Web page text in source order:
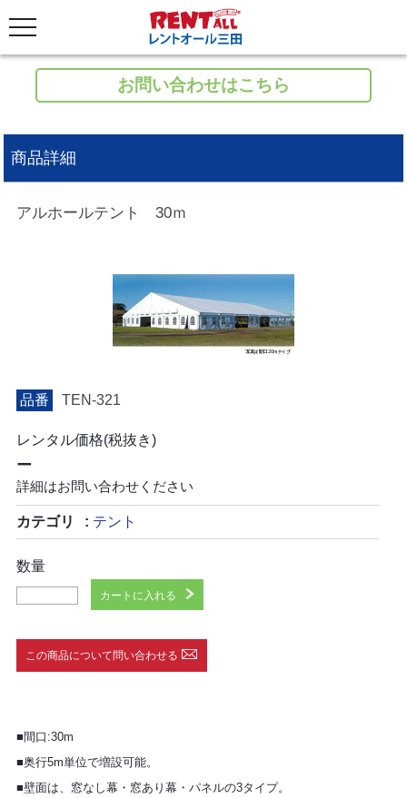
お問い合わせはこちら
商品詳細
アルホールテント 30ｍ
品番 TEN-321
レンタル価格(税抜き)
ー
詳細はお問い合わせください
カテゴリ テント
数量
カートに入れる
この商品について問い合わせる
■間口:30m
■奥行5m単位で増設可能。
■壁面は、窓なし幕・窓あり幕・パネルの3タイプ。